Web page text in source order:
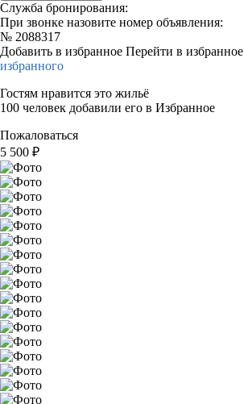
Служба бронирования:
При звонке назовите номер объявления:
№ 2088317
Добавить в избранное Перейти в избранное
избранного
Гостям нравится это жильё
100 человек добавили его в Избранное
Пожаловаться
5 500 ₽